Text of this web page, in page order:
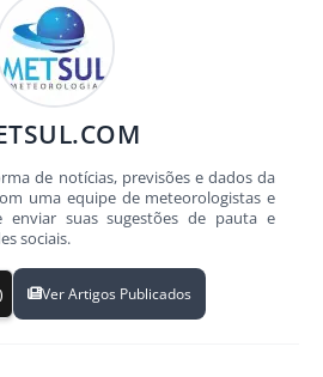
de notícias, previsões e dados da
uma equipe de meteorologistas e
enviar suas sugestões de pauta e
sociais.
Ver Artigos Publicados